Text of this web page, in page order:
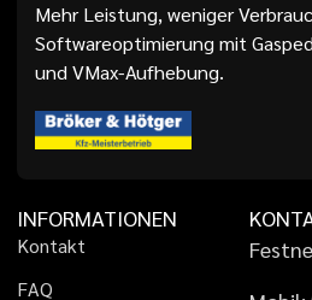
Mehr Leistung, weniger
Softwareoptimierung mit
und VMax-Aufhebung.
INFORMATIONEN
Kontakt
FAQ